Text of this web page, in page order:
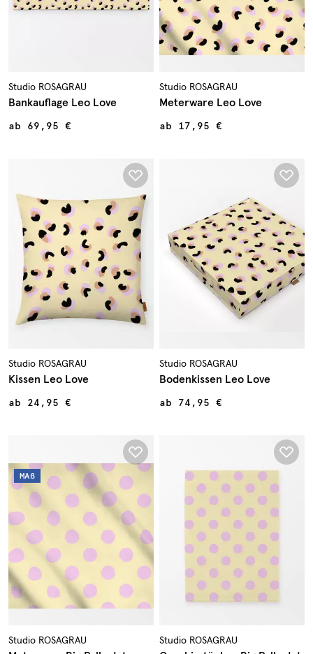
Studio ROSAGRAU
Bankauflage Leo Love
ab 69,95 €
Studio ROSAGRAU
Meterware Leo Love
ab 17,95 €
Studio ROSAGRAU
Kissen Leo Love
ab 24,95 €
Studio ROSAGRAU
Bodenkissen Leo Love
ab 74,95 €
MAß
Studio ROSAGRAU Studio ROSAGRAU